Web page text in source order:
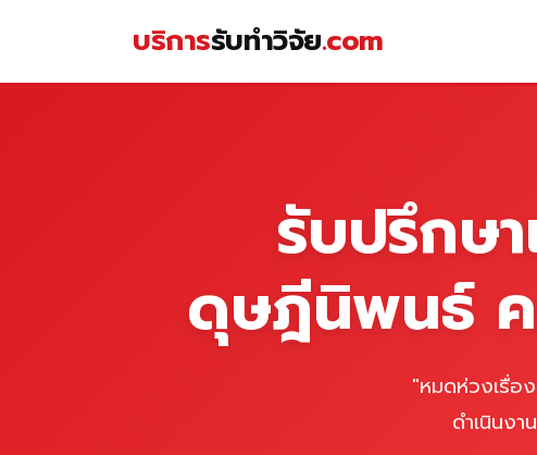
บริการรับทำวิจัย.com
รับปรึกษ
ดุษฎีนิพนธ์ ค
"หมดห่วงเรื่อ
ดำเนินงา